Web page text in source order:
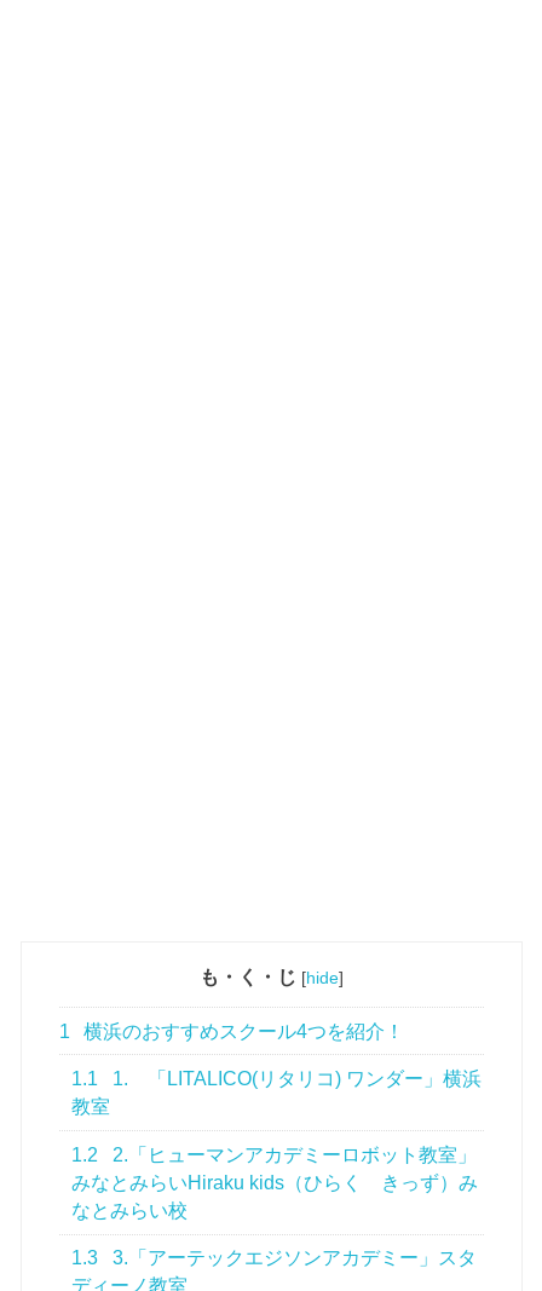
も・く・じ [hide]
1 横浜のおすすめスクール4つを紹介！
1.1
1. 「LITALICO(リタリコ) ワンダー」横浜
教室
1.2
2.「ヒューマンアカデミーロボット教室」
みなとみらいHiraku kids（ひらく きっず）み
なとみらい校
1.3
3.「アーテックエジソンアカデミー」スタ
ディーノ教室